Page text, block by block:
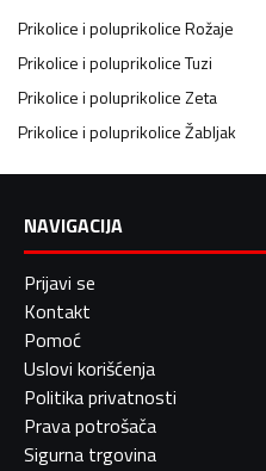
Prikolice i poluprikoliceRožaje
Prikolice i poluprikoliceTuzi
Prikolice i poluprikoliceZeta
Prikolice i poluprikoliceŽabljak
NAVIGACIJA
Prijavi se
Kontakt
Pomoć
Uslovi korišćenja
Politika privatnosti
Prava potrošača
Sigurna trgovina